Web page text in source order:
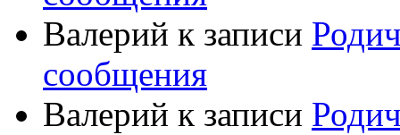
Валерий к записи
сообщения
Валерий к записи